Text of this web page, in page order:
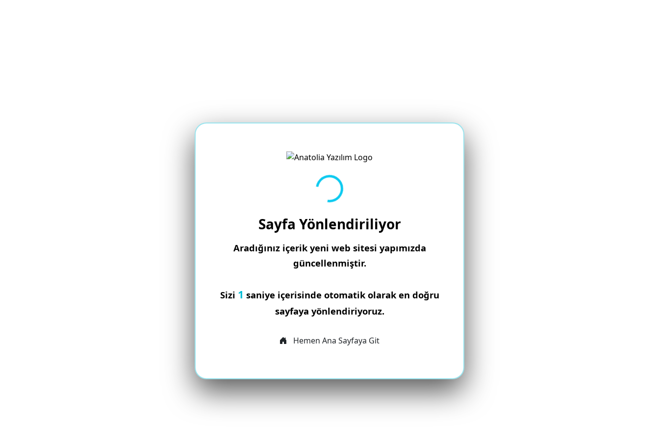
Yükleniyor...
Sayfa Yönlendiriliyor
Aradığınız içerik yeni web sitesi yapımızda
güncellenmiştir.
Sizi 1 saniye içerisinde otomatik olarak en doğru
sayfaya yönlendiriyoruz.
Hemen Ana Sayfaya Git